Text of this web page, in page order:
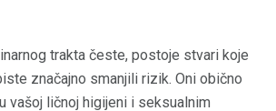
trakta česte, postoje stvari koje
značajno smanjili rizik. Oni obično
vašoj ličnoj higijeni i seksualnim